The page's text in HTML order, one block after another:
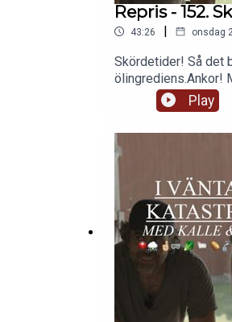
Repris - 152.
43:26 | onsdag
Skördetider! Så det
ölingrediens.Ankor!
ja, massa
Play